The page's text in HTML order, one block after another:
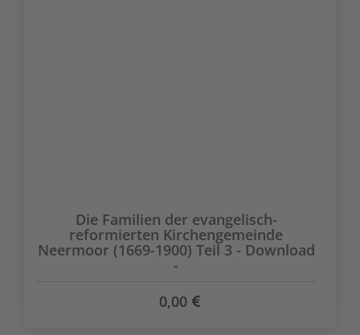
Die Familien der evangelisch-
reformierten Kirchengemeinde
Neermoor (1669-1900) Teil 3 - Download
-
0,00